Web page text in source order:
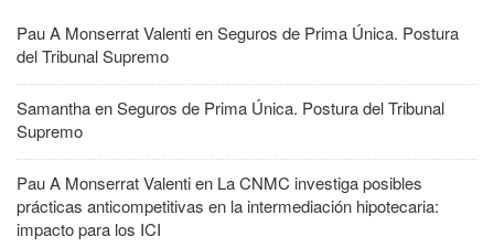
Pau A Monserrat ValentienSeguros de Prima Única. Postura
del Tribunal Supremo
SamanthaenSeguros de Prima Única. Postura del Tribunal
Supremo
Pau A Monserrat Valentien La CNMC investiga posibles
prácticas anticompetitivas en la intermediación hipotecaria:
impacto para los ICI